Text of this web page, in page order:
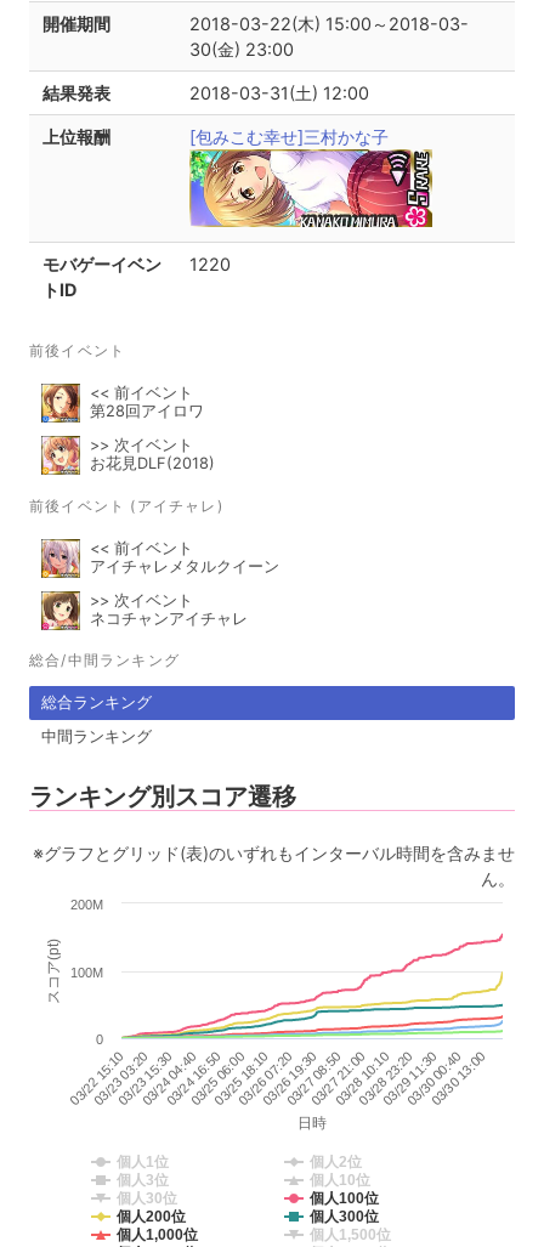
開催期間
2018-03-22(木) 15:00～2018-03-
30(金) 23:00
結果発表 2018-03-31(土) 12:00
上位報酬 [包みこむ幸せ]三村かな子
モバゲーイベン
トID
1220
前後イベント
<< 前イベント
第28回アイロワ
>> 次イベント
お花見DLF(2018)
前後イベント (アイチャレ)
<< 前イベント
アイチャレメタルクイーン
>> 次イベント
ネコチャンアイチャレ
総合/中間ランキング
総合ランキング
中間ランキング
ランキング別スコア遷移
※グラフとグリッド(表)のいずれもインターバル時間を含みませ
ん。
日時
スコア(pt)
03/22 15:10
03/23 03:20
03/23 15:30
03/24 04:40
03/24 16:50
03/25 06:00
03/25 18:10
03/26 07:20
03/26 19:30
03/27 08:50
03/27 21:00
03/28 10:10
03/28 23:20
03/29 11:30
03/30 00:40
03/30 13:00
0
100M
200M
個人1位
個人2位
個人3位
個人10位
個人30位
個人100位
個人200位
個人300位
個人1,000位
個人1,500位